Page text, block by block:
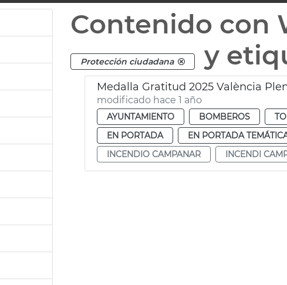
Contenido con
Protección ciudadana y
Medalla Gratitud 2025 València
modificado hace 1 año
AYUNTAMIENTO BOMBEROS
EN PORTADA
EN PORTADA
INCENDIO CAMPANAR
INCENDI